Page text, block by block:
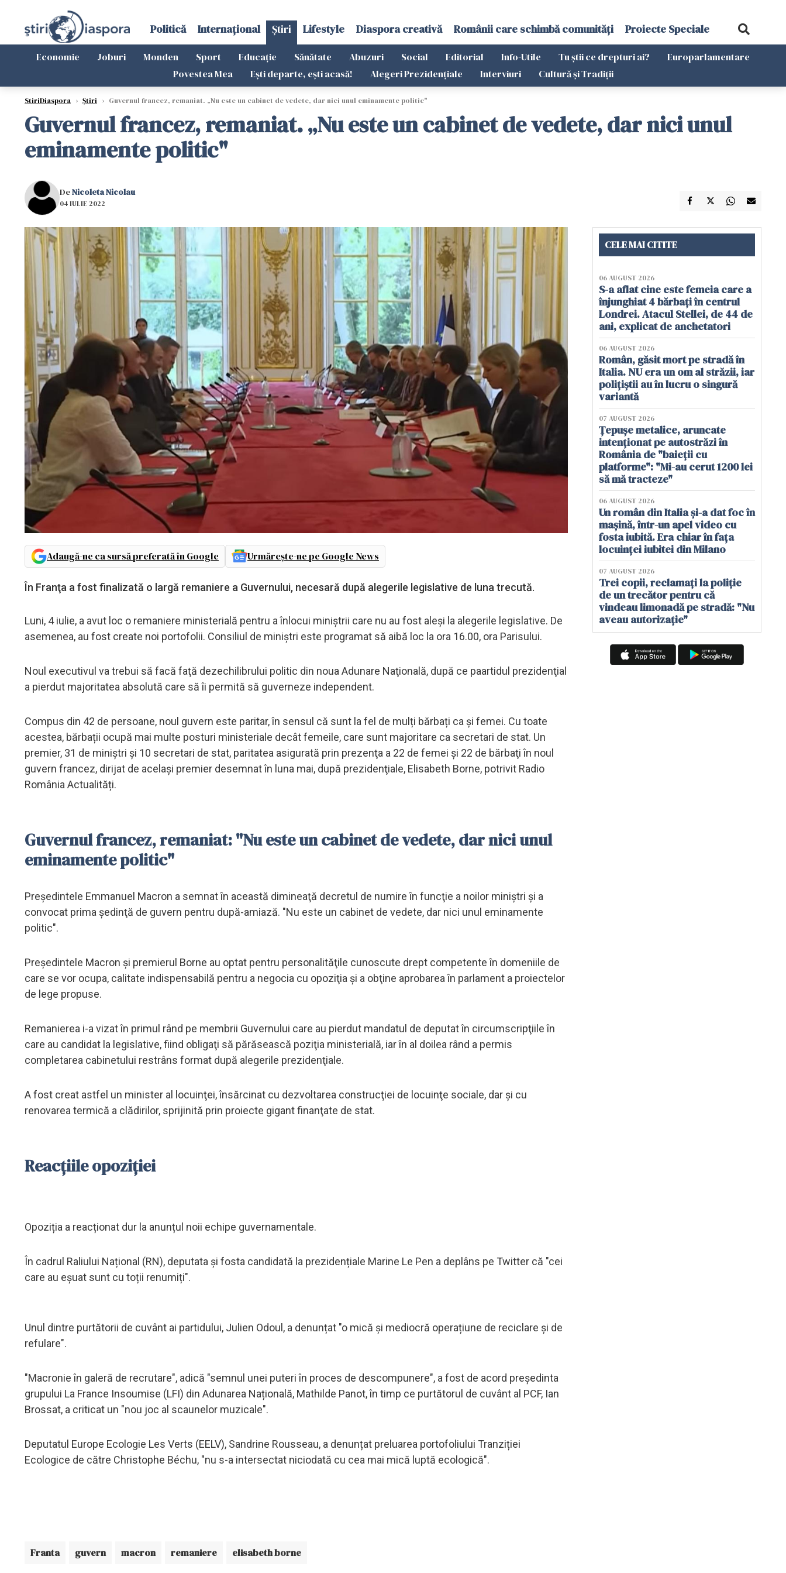
Politică Internațional Știri Lifestyle Diaspora creativă Românii care schimbă comunități Proiecte Speciale
Economie Joburi Monden Sport Educație Sănătate Abuzuri Social Editorial Info-Utile Tu știi ce drepturi ai?
Europarlamentare
Povestea Mea
Ești departe, ești acasă! Alegeri Prezidențiale Interviuri Cultură și Tradiții
StiriDiaspora › Știri › Guvernul francez, remaniat. „Nu este un cabinet de vedete, dar nici unul eminamente politic"
Guvernul francez, remaniat. „Nu este un cabinet de vedete, dar nici unul
eminamente politic"
DeNicoleta Nicolau
04 IULIE 2022
Adaugă-ne ca sursă preferată în Google Urmărește-ne pe Google News
În Franţa a fost finalizată o largă remaniere a Guvernului, necesară după alegerile legislative de luna trecută.
Luni, 4 iulie, a avut loc o remaniere ministerială pentru a înlocui miniștrii care nu au fost aleși la alegerile legislative. De
asemenea, au fost create noi portofolii. Consiliul de miniștri este programat să aibă loc la ora 16.00, ora Parisului.
Noul executivul va trebui să facă faţă dezechilibrului politic din noua Adunare Naţională, după ce paartidul prezidenţial
a pierdut majoritatea absolută care să îi permită să guverneze independent.
Compus din 42 de persoane, noul guvern este paritar, în sensul că sunt la fel de mulți bărbați ca și femei. Cu toate
acestea, bărbații ocupă mai multe posturi ministeriale decât femeile, care sunt majoritare ca secretari de stat. Un
premier, 31 de miniştri şi 10 secretari de stat, paritatea asigurată prin prezenţa a 22 de femei şi 22 de bărbaţi în noul
guvern francez, dirijat de acelaşi premier desemnat în luna mai, după prezidenţiale, Elisabeth Borne, potrivit Radio
România Actualități.
Guvernul francez, remaniat: "Nu este un cabinet de vedete, dar nici unul
eminamente politic"
Preşedintele Emmanuel Macron a semnat în această dimineaţă decretul de numire în funcţie a noilor miniştri şi a
convocat prima şedinţă de guvern pentru după-amiază. "Nu este un cabinet de vedete, dar nici unul eminamente
politic".
Preşedintele Macron şi premierul Borne au optat pentru personalităţile cunoscute drept competente în domeniile de
care se vor ocupa, calitate indispensabilă pentru a negocia cu opoziţia şi a obţine aprobarea în parlament a proiectelor
de lege propuse.
Remanierea i-a vizat în primul rând pe membrii Guvernului care au pierdut mandatul de deputat în circumscripţiile în
care au candidat la legislative, fiind obligaţi să părăsească poziţia ministerială, iar în al doilea rând a permis
completarea cabinetului restrâns format după alegerile prezidenţiale.
A fost creat astfel un minister al locuinţei, însărcinat cu dezvoltarea construcţiei de locuinţe sociale, dar şi cu
renovarea termică a clădirilor, sprijinită prin proiecte gigant finanţate de stat.
Reacțiile opoziției
Opoziția a reacționat dur la anunțul noii echipe guvernamentale.
În cadrul Raliului Național (RN), deputata și fosta candidată la prezidențiale Marine Le Pen a deplâns pe Twitter că "cei
care au eșuat sunt cu toții renumiți".
Unul dintre purtătorii de cuvânt ai partidului, Julien Odoul, a denunțat "o mică și mediocră operațiune de reciclare și de
refulare".
"Macronie în galeră de recrutare", adică "semnul unei puteri în proces de descompunere", a fost de acord președinta
grupului La France Insoumise (LFI) din Adunarea Națională, Mathilde Panot, în timp ce purtătorul de cuvânt al PCF, Ian
Brossat, a criticat un "nou joc al scaunelor muzicale".
Deputatul Europe Ecologie Les Verts (EELV), Sandrine Rousseau, a denunțat preluarea portofoliului Tranziției
Ecologice de către Christophe Béchu, "nu s-a intersectat niciodată cu cea mai mică luptă ecologică".
Franta guvern macron remaniere elisabeth borne
CELE MAI CITITE
06 AUGUST 2026
S-a aflat cine este femeia care a
înjunghiat 4 bărbați în centrul
Londrei. Atacul Stellei, de 44 de
ani, explicat de anchetatori
06 AUGUST 2026
Român, găsit mort pe stradă în
Italia. NU era un om al străzii, iar
polițiștii au în lucru o singură
variantă
07 AUGUST 2026
Țepușe metalice, aruncate
intenționat pe autostrăzi în
România de "baieții cu
platforme": "Mi-au cerut 1200 lei
să mă tracteze"
06 AUGUST 2026
Un român din Italia și-a dat foc în
mașină, într-un apel video cu
fosta iubită. Era chiar în fața
locuinței iubitei din Milano
07 AUGUST 2026
Trei copii, reclamați la poliție
de un trecător pentru că
vindeau limonadă pe stradă: "Nu
aveau autorizație"